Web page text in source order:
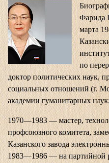
Фарида
марта
по
доктор политических наук,
социальных отношений (г.
академии гуманитарных
1970—1983 — мастер,
профсоюзного комитета,
Казанского завода
1983—1986 — на партийной